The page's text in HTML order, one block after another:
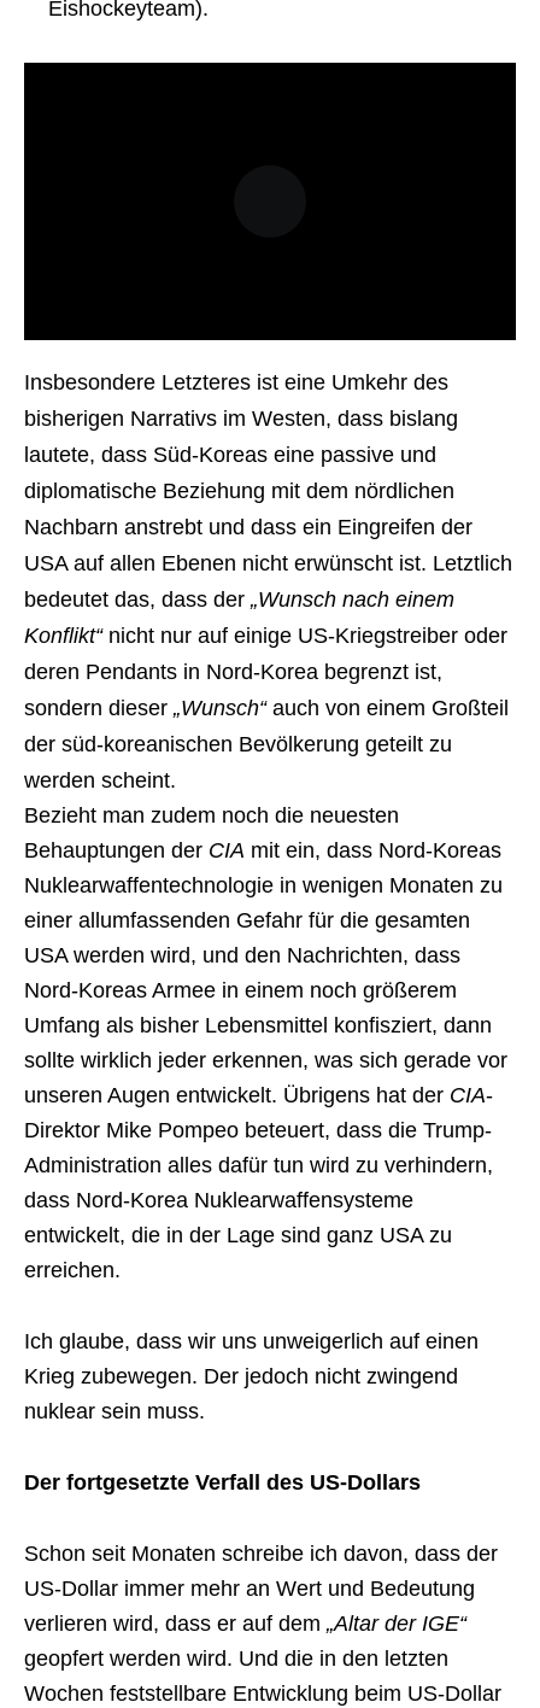
Eishockeyteam).
Insbesondere Letzteres ist eine Umkehr des
bisherigen Narrativs im Westen, dass bislang
lautete, dass Süd-Koreas eine passive und
diplomatische Beziehung mit dem nördlichen
Nachbarn anstrebt und dass ein Eingreifen der
USA auf allen Ebenen nicht erwünscht ist. Letztlich
bedeutet das, dass der „Wunsch nach einem
Konflikt“nicht nur auf einige US-Kriegstreiber oder
deren Pendants in Nord-Korea begrenzt ist,
sondern dieser „Wunsch“auch von einem Großteil
der süd-koreanischen Bevölkerung geteilt zu
werden scheint.
Bezieht man zudem noch die neuesten
Behauptungen der CIA mit ein, dass Nord-Koreas
Nuklearwaffentechnologie in wenigen Monaten zu
einer allumfassenden Gefahr für die gesamten
USA werden wird, und den Nachrichten, dass
Nord-Koreas Armee in einem noch größerem
Umfang als bisher Lebensmittel konfisziert, dann
sollte wirklich jeder erkennen, was sich gerade vor
unseren Augen entwickelt. Übrigens hat der CIA-
Direktor Mike Pompeo beteuert, dass die Trump-
Administration alles dafür tun wird zu verhindern,
dass Nord-Korea Nuklearwaffensysteme
entwickelt, die in der Lage sind ganz USA zu
erreichen.
Ich glaube, dass wir uns unweigerlich auf einen
Krieg zubewegen. Der jedoch nicht zwingend
nuklear sein muss.
Der fortgesetzte Verfall des US-Dollars
Schon seit Monaten schreibe ich davon, dass der
US-Dollar immer mehr an Wert und Bedeutung
verlieren wird, dass er auf dem „Altar der IGE“
geopfert werden wird. Und die in den letzten
Wochen feststellbare Entwicklung beim US-Dollar